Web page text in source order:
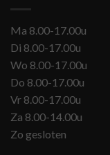
Ma 8.00-17.00u
Di 8.00-17.00u
Wo 8.00-17.00u
Do 8.00-17.00u
Vr 8.00-17.00u
Za 8.00-14.00u
Zo gesloten